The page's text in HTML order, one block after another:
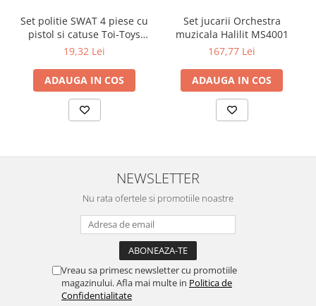
Set politie SWAT 4 piese cu
pistol si catuse Toi-Toys
TT14150A
19,32 Lei
ADAUGA IN COS
Set jucarii Orchestra
muzicala Halilit MS4001
167,77 Lei
ADAUGA IN COS
NEWSLETTER
Nu rata ofertele si promotiile noastre
Vreau sa primesc newsletter cu promotiile
magazinului. Afla mai multe in Politica de
Confidentialitate